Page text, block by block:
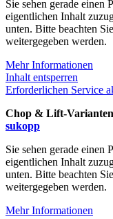
Sie sehen gerade einen
eigentlichen Inhalt
unten. Bitte beachten
weitergegeben werden.
Mehr Informationen
Inhalt entsperren
Erforderlichen Service
Chop & Lift-
sukopp
Sie sehen gerade einen
eigentlichen Inhalt
unten. Bitte beachten
weitergegeben werden.
Mehr Informationen